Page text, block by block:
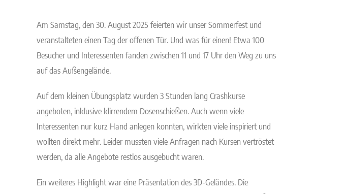
Am Samstag, den 30. August 2025 feierten wir unser Sommerfest und
veranstalteten einen Tag der offenen Tür. Und was für einen! Etwa 100
Besucher und Interessenten fanden zwischen 11 und 17 Uhr den Weg zu uns
auf das Außengelände.
Auf dem kleinen Übungsplatz wurden 3 Stunden lang Crashkurse
angeboten, inklusive klirrendem Dosenschießen. Auch wenn viele
Interessenten nur kurz Hand anlegen konnten, wirkten viele inspiriert und
wollten direkt mehr. Leider mussten viele Anfragen nach Kursen vertröstet
werden, da alle Angebote restlos ausgebucht waren.
Ein weiteres Highlight war eine Präsentation des 3D-Geländes. Die